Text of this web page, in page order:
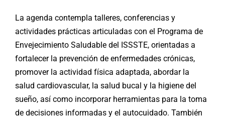
La agenda contempla talleres, conferencias y
actividades prácticas articuladas con el Programa de
Envejecimiento Saludable del ISSSTE, orientadas a
fortalecer la prevención de enfermedades crónicas,
promover la actividad física adaptada, abordar la
salud cardiovascular, la salud bucal y la higiene del
sueño, así como incorporar herramientas para la toma
de decisiones informadas y el autocuidado. También